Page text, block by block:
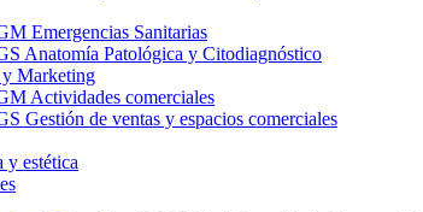
Emergencias Sanitarias
Anatomía Patológica y Citodiagnóstico
Marketing
Actividades comerciales
Gestión de ventas y espacios comerciales
y estética